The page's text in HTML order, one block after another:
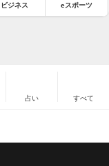
ビジネス eスポーツ
占い すべて